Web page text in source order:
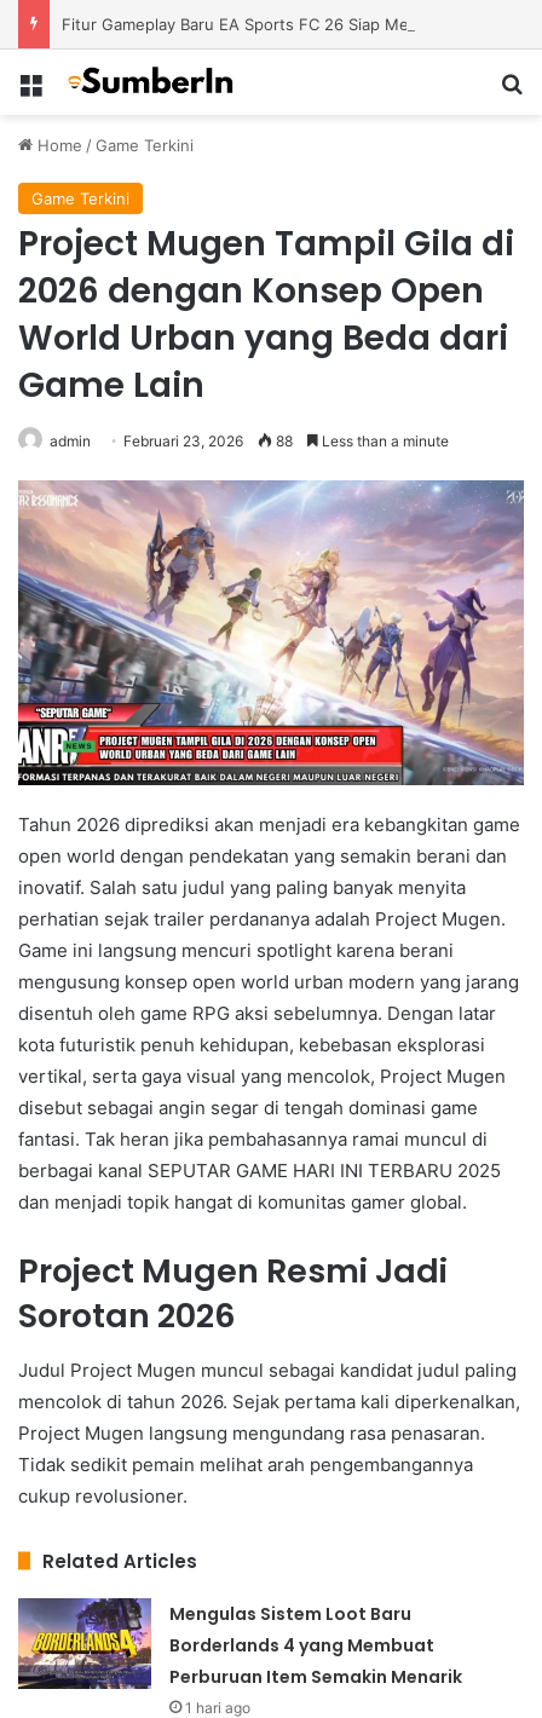
Menu
Home /Game Terkini
Game Terkini
Project Mugen Tampil Gila di
2026 dengan Konsep Open
World Urban yang Beda dari
Game Lain
admin Februari 23, 2026 88 Less than a minute
Tahun 2026 diprediksi akan menjadi era kebangkitan game
open world dengan pendekatan yang semakin berani dan
inovatif. Salah satu judul yang paling banyak menyita
perhatian sejak trailer perdananya adalah Project Mugen.
Game ini langsung mencuri spotlight karena berani
mengusung konsep open world urban modern yang jarang
disentuh oleh game RPG aksi sebelumnya. Dengan latar
kota futuristik penuh kehidupan, kebebasan eksplorasi
vertikal, serta gaya visual yang mencolok, Project Mugen
disebut sebagai angin segar di tengah dominasi game
fantasi. Tak heran jika pembahasannya ramai muncul di
berbagai kanal SEPUTAR GAME HARI INI TERBARU 2025
dan menjadi topik hangat di komunitas gamer global.
Project Mugen Resmi Jadi
Sorotan 2026
Judul Project Mugen muncul sebagai kandidat judul paling
mencolok di tahun 2026. Sejak pertama kali diperkenalkan,
Project Mugen langsung mengundang rasa penasaran.
Tidak sedikit pemain melihat arah pengembangannya
cukup revolusioner.
Related Articles
Mengulas Sistem Loot Baru
Borderlands 4 yang Membuat
Perburuan Item Semakin Menarik
1 hari ago